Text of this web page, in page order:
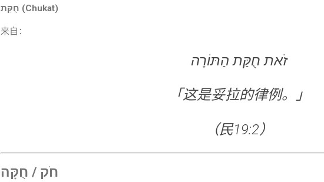
חֻקַּת (Chukat)
来自：
זֹאת חֻקַּת הַתּוֹרָה
「这是妥拉的律例。」
（民19:2）
חֹק / חֻקָּה